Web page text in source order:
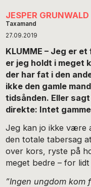
JESPER GRUNWALD
Taxamand
27.09.2019
KLUMME – Jeg er
er jeg holdt i meget
der har fat i den
ikke den gamle
tidsånden. Eller
direkte: Intet
Jeg kan jo ikke være
den totale tabersag
over kors, ryste på
meget bedre – for
”Ingen ungdom kom